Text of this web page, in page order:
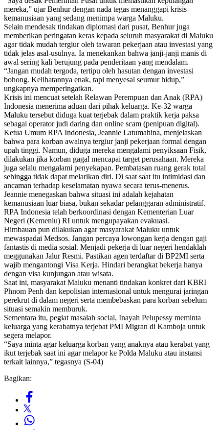
mereka,” ujar Benhur dengan nada tegas menanggapi krisis
kemanusiaan yang sedang menimpa warga Maluku.
Selain mendesak tindakan diplomasi dari pusat, Benhur juga
memberikan peringatan keras kepada seluruh masyarakat di Maluku
agar tidak mudah tergiur oleh tawaran pekerjaan atau investasi yang
tidak jelas asal-usulnya. Ia menekankan bahwa janji-janji manis di
awal sering kali berujung pada penderitaan yang mendalam.
“Jangan mudah tergoda, tertipu oleh hasutan dengan investasi
bohong. Kelihatannya enak, tapi menyesal seumur hidup,”
ungkapnya memperingatkan.
Krisis ini mencuat setelah Relawan Perempuan dan Anak (RPA)
Indonesia menerima aduan dari pihak keluarga. Ke-32 warga
Maluku tersebut diduga kuat terjebak dalam praktik kerja paksa
sebagai operator judi daring dan online scam (penipuan digital).
Ketua Umum RPA Indonesia, Jeannie Latumahina, menjelaskan
bahwa para korban awalnya tergiur janji pekerjaan formal dengan
upah tinggi. Namun, diduga mereka mengalami penyiksaan Fisik,
dilakukan jika korban gagal mencapai target perusahaan. Mereka
juga selalu mengalami penyekapan. Pembatasan ruang gerak total
sehingga tidak dapat melarikan diri. Di saat saat itu intimidasi dan
ancaman terhadap keselamatan nyawa secara terus-menerus.
Jeannie menegaskan bahwa situasi ini adalah kejahatan
kemanusiaan luar biasa, bukan sekadar pelanggaran administratif.
RPA Indonesia telah berkoordinasi dengan Kementerian Luar
Negeri (Kemenlu) RI untuk mengupayakan evakuasi.
Himbauan pun dilakukan agar masyarakat Maluku untuk
mewaspadai Medsos. Jangan percaya lowongan kerja dengan gaji
fantastis di media sosial. Menjadi pekerja di luar negeri hendaklah
meggunakan Jalur Resmi. Pastikan agen terdaftar di BP2MI serta
wajib mengantongi Visa Kerja. Hindari berangkat bekerja hanya
dengan visa kunjungan atau wisata.
Saat ini, masyarakat Maluku menanti tindakan konkret dari KBRI
Phnom Penh dan kepolisian internasional untuk mengurai jaringan
perekrut di dalam negeri serta membebaskan para korban sebelum
situasi semakin memburuk.
Sementara itu, pegiat masalah social, Inayah Pelupessy meminta
keluarga yang kerabatnya terjebat PMI Migran di Kamboja untuk
segera melapor.
“Saya minta agar keluarga korban yang anaknya atau kerabat yang
ikut terjebak saat ini agar melapor ke Polda Maluku atau instansi
terkait lainnya,” tegasnya (S-04)
Bagikan: